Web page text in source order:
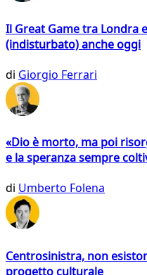
Il Great Game tra Londra
(indisturbato) anche oggi
di Giorgio Ferrari
«Dio è morto, ma poi
e la speranza sempre
di Umberto Folena
Centrosinistra, non
progetto culturale